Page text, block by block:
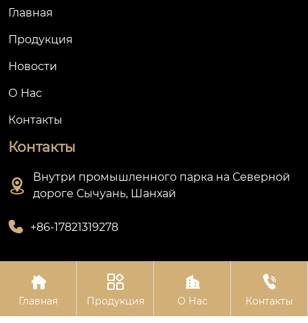
Главная
Продукция
Новости
О Hас
Контакты
Контакты

Внутри промышленного парка на Северной
дороге Сычуань, Шанхай
 +86-17821319278
Авторское право©Шанхай Олин Приборостроительный
Завод

Главная

Продукция

О Нас

Контакты